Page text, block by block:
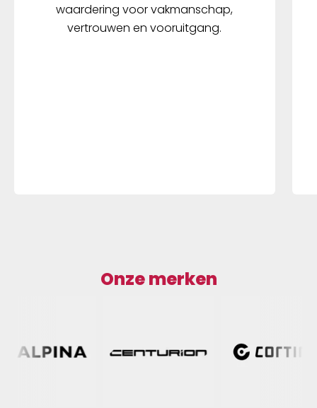
waardering voor vakmanschap,
vertrouwen en vooruitgang.
Onze merken